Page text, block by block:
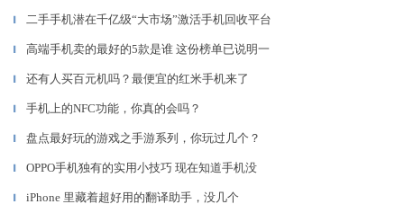
▎ 二手手机潜在千亿级“大市场”激活手机回收平台
▎ 高端手机卖的最好的5款是谁 这份榜单已说明一
▎ 还有人买百元机吗？最便宜的红米手机来了
▎ 手机上的NFC功能，你真的会吗？
▎ 盘点最好玩的游戏之手游系列，你玩过几个？
▎ OPPO手机独有的实用小技巧 现在知道手机没
▎ iPhone 里藏着超好用的翻译助手，没几个